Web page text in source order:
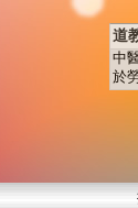
道
中
於